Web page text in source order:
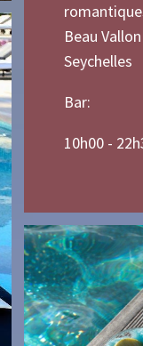
Beau
Seychelles
Bar:
10h00 -